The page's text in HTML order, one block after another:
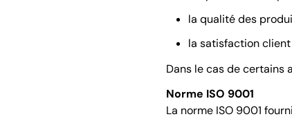
la qualité des
la satisfaction client
Dans le cas de certains
Norme ISO 9001
La norme ISO 9001